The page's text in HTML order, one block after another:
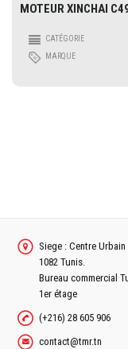
MOTEUR XINCHAI
CATÉGORIE
MARQUE
Siege : Centre
1082 Tunis.
Bureau commercial
1er étage
(+216) 28 605 906
contact@tmr.tn